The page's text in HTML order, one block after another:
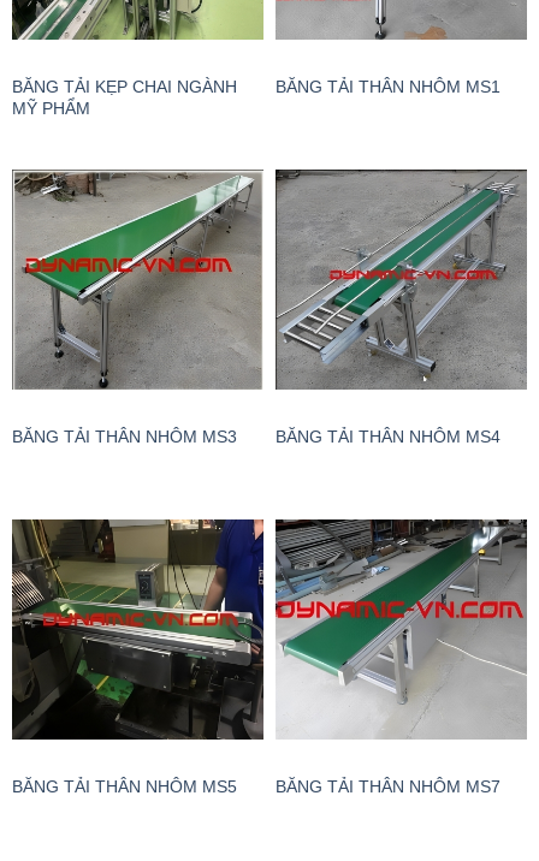
BĂNG TẢI KẸP CHAI NGÀNH
MỸ PHẨM
BĂNG TẢI THÂN NHÔM MS1
BĂNG TẢI THÂN NHÔM MS3 BĂNG TẢI THÂN NHÔM MS4
BĂNG TẢI THÂN NHÔM MS5 BĂNG TẢI THÂN NHÔM MS7